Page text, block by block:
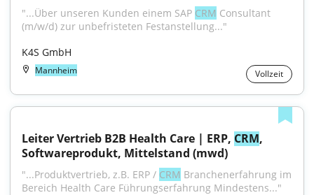
"...Über unseren Kunden einem SAP CRM Consultant
(m/w/d) zur unbefristeten Festanstellung..."
K4S GmbH
Mannheim Vollzeit
Leiter Vertrieb B2B Health Care | ERP, CRM,
Softwareprodukt, Mittelstand (mwd)
"...Produktvertrieb, z.B. ERP / CRM Branchenerfahrung im
Bereich Health Care Führungserfahrung Mindestens..."